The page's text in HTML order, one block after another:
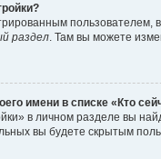
раздел . Там вы можете
имени в списке «Кто
в личном разделе вы
вы будете скрытым